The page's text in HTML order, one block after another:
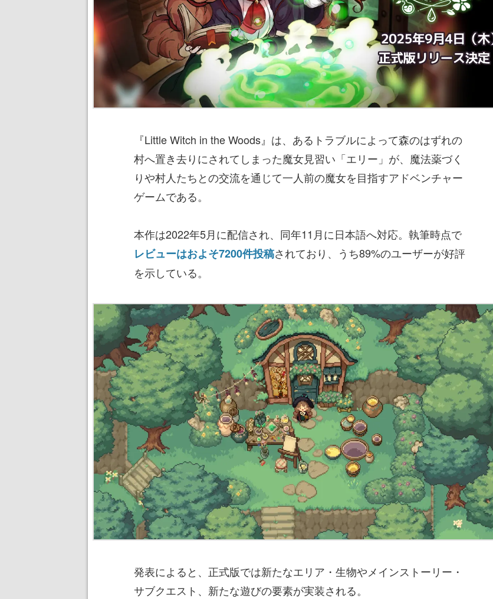
『Little Witch in the Woods』は、あるトラブルによって森のはずれの
村へ置き去りにされてしまった魔女見習い「エリー」が、魔法薬づく
りや村人たちとの交流を通じて一人前の魔女を目指すアドベンチャー
ゲームである。
本作は2022年5月に配信され、同年11月に日本語へ対応。執筆時点で
レビューはおよそ7200件投稿されており、うち89%のユーザーが好評
を示している。
発表によると、正式版では新たなエリア・生物やメインストーリー・
サブクエスト、新たな遊びの要素が実装される。